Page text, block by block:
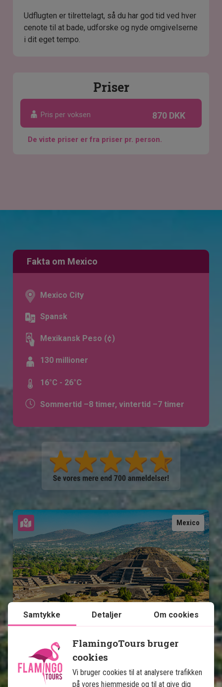
Udflugten er tilrettelagt, så du har god tid ved hver
cenote til at bade, udforske og nyde omgivelserne
i dit eget tempo.
Priser
Pris per voksen 870 DKK
De viste priser er fra priser pr. person.
Fakta om Mexico
Mexico City
Spansk
Mexikansk Peso (¢)
130 millioner
16°C - 26°C
Sommertid –8 timer, vintertid –7 timer
Mexico
Mexicos højdepunkter med
badeferie på Isla Holbox
13 nætters rundrejse
Storbyliv i Mexico City
Pyramider i Teotihuacán
Samtykke Detaljer Om cookies
FlamingoTours bruger
cookies
Vi bruger cookies til at analysere trafikken
på vores hjemmeside og til at give dig